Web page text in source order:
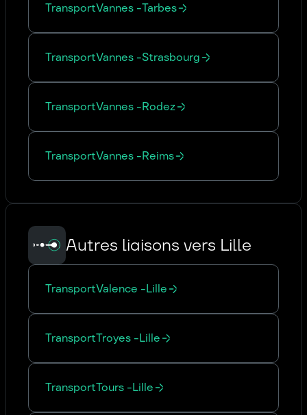
TransportVannes -Tarbes
TransportVannes -Strasbourg
TransportVannes -Rodez
TransportVannes -Reims
Autres liaisons vers Lille
TransportValence -Lille
TransportTroyes -Lille
TransportTours -Lille